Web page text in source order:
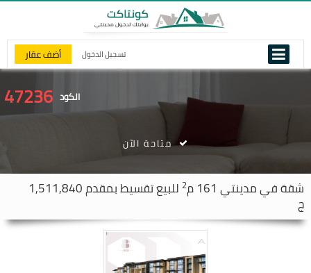
تسجيل الدخول أضف عقار
الكود 47236
شقة فيمدينتي 2 للبيع تقسيط بمقدم 1,511,840
ج
متاحة الآن